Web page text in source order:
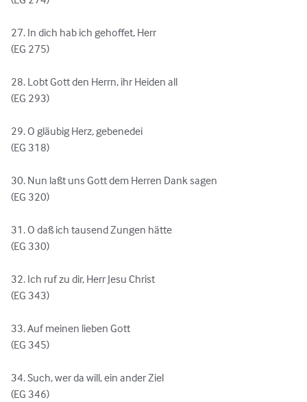
27. In dich hab ich gehoffet, Herr
(EG 275)
28. Lobt Gott den Herrn, ihr Heiden all
(EG 293)
29. O gläubig Herz, gebenedei
(EG 318)
30. Nun laßt uns Gott dem Herren Dank sagen
(EG 320)
31. O daß ich tausend Zungen hätte
(EG 330)
32. Ich ruf zu dir, Herr Jesu Christ
(EG 343)
33. Auf meinen lieben Gott
(EG 345)
34. Such, wer da will, ein ander Ziel
(EG 346)